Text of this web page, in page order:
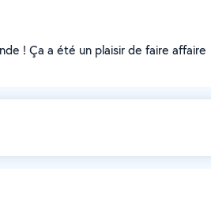
! Ça a été un plaisir de faire affaire